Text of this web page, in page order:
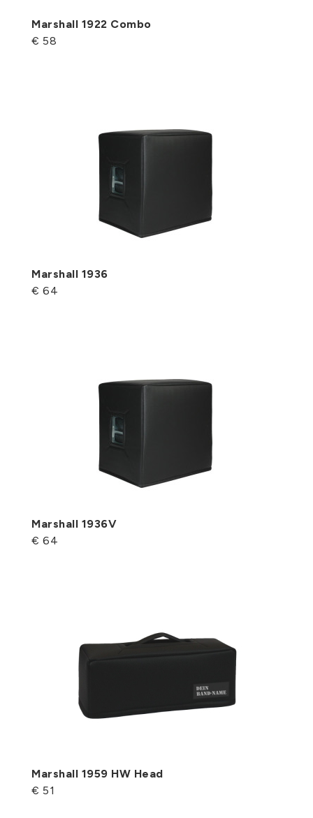
Marshall 1922 Combo
€ 58
Marshall 1936
€ 64
Marshall 1936V
€ 64
Marshall 1959 HW Head
€ 51